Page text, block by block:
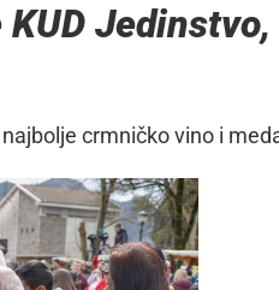
crmničko vino i